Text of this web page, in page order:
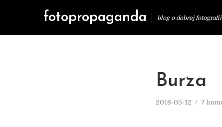
fotopropaganda blog o dobrej fotografii
Burza
2018-05-12 7